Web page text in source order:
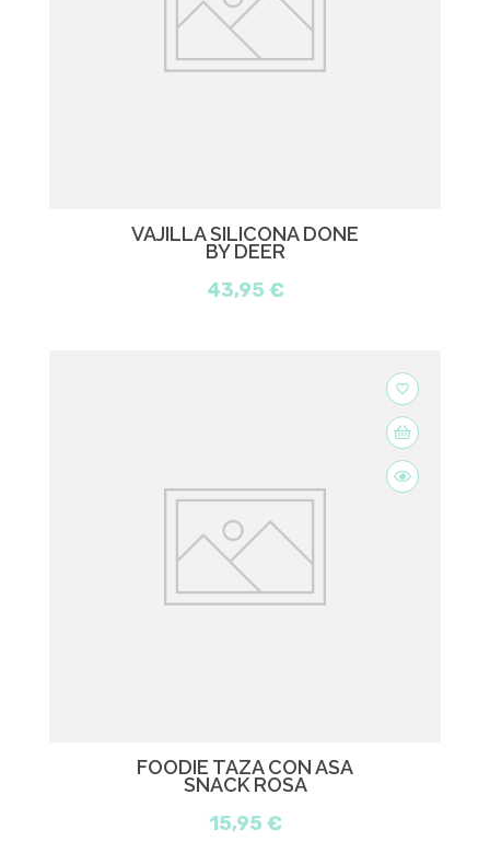
VAJILLA SILICONA DONE
BY DEER
43,95 €
favorite_border
FOODIE TAZA CON ASA
SNACK ROSA
15,95 €